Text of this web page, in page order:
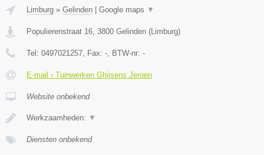
Limburg » Gelinden Google maps ▼
Populierenstraat 16 3800 Gelinden ( Limburg)
Tel: 0497021257 , Fax: - , BTW-nr: -
E-mail › Tuinwerken Ghijsens Jeroen
Website onbekend
Werkzaamheden: ▼
Diensten onbekend